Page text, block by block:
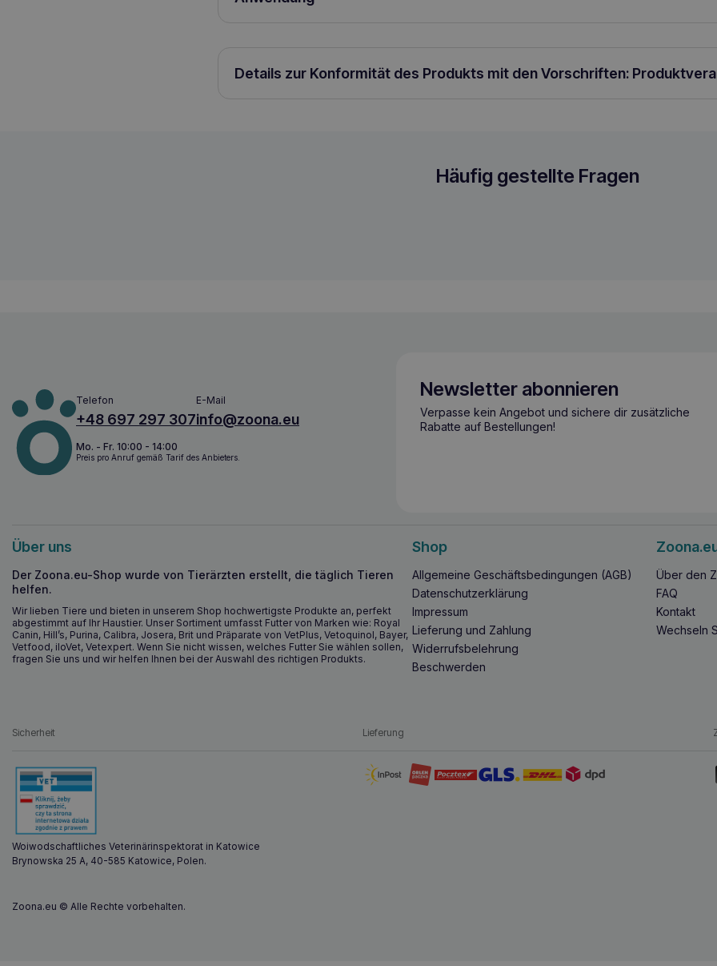
Details zur Konformität des Produkts mit den Vorschriften:
Häufig gestellte Fragen
Telefon
+48 697 297 307
E-Mail
info@zoona.eu
Mo. - Fr. 10:00 - 14:00
Preis pro Anruf gemäß Tarif des Anbieters.
Newsletter abonnieren
Verpasse kein Angebot und sichere dir zusätzliche
Rabatte auf Bestellungen!
Über uns
Der Zoona.eu-Shop wurde von Tierärzten erstellt, die täglich Tieren
helfen.
Wir lieben Tiere und bieten in unserem Shop hochwertigste Produkte an, perfekt
abgestimmt auf Ihr Haustier. Unser Sortiment umfasst Futter von Marken wie: Royal
Canin, Hill’s, Purina, Calibra, Josera, Brit und Präparate von VetPlus, Vetoquinol, Bayer,
Vetfood, iloVet, Vetexpert. Wenn Sie nicht wissen, welches Futter Sie wählen sollen,
fragen Sie uns und wir helfen Ihnen bei der Auswahl des richtigen Produkts.
Shop
Allgemeine Geschäftsbedingungen (AGB)
Datenschutzerklärung
Impressum
Lieferung und Zahlung
Widerrufsbelehrung
Beschwerden
Über den
FAQ
Kontakt
Wechseln
Sicherheit
Woiwodschaftliches Veterinärinspektorat in Katowice
Brynowska 25 A, 40-585 Katowice, Polen.
Lieferung
Zoona.eu © Alle Rechte vorbehalten.